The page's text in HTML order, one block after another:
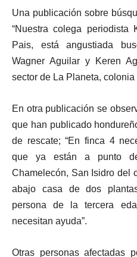
Una publicación sobre
“Nuestra colega periodista
Pais, está angustiada
Wagner Aguilar y Keren
sector de La Planeta, colonia
En otra publicación se
que han publicado
de rescate; “En finca 4
que ya están a punto de
Chamelecón, San Isidro del
abajo casa de dos
persona de la tercera
necesitan ayuda”.
Otras personas afectadas